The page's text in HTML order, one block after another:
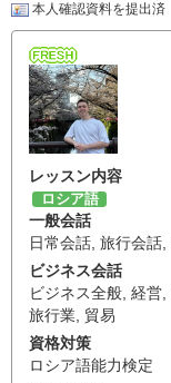
本人確認資料を提出済
レッスン内容
ロシア語
一般会話
日常会話, 旅行会話,
ビジネス会話
ビジネス全般, 経営,
旅行業, 貿易
資格対策
ロシア語能力検定